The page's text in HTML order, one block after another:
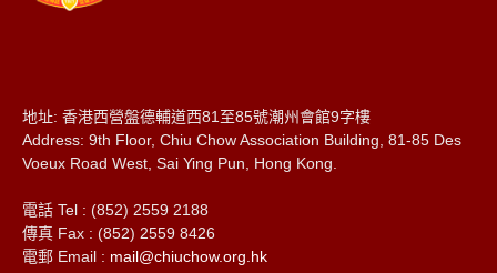
地址: 香港西營盤德輔道西81至85號潮州會館9字樓
Address: 9th Floor, Chiu Chow Association Building, 81-85 Des
Voeux Road West, Sai Ying Pun, Hong Kong.
電話 Tel : (852) 2559 2188
傳真 Fax : (852) 2559 8426
電郵 Email : mail@chiuchow.org.hk